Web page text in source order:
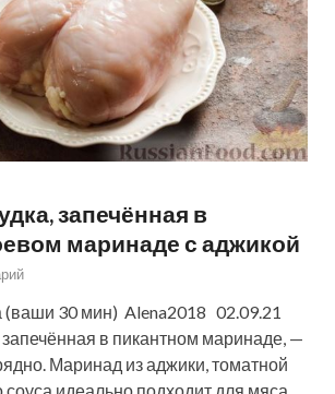
запечённая в
маринаде с аджикой
(ваши 30 мин) Alena2018 02.09.21
запечённая в пикантном маринаде, —
Маринад из аджики, томатной
соуса идеально подходит для мяса …